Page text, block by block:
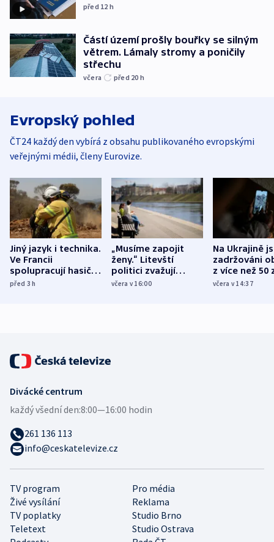
před 12 h
Částí území prošly bouřky se silným
větrem. Lámaly stromy a poničily
střechu
včera před 20 h
Evropský pohled
ČT24 každý den vybírá z obsahu publikovaného evropskými
veřejnými médii, členy Eurovize.
Jiný jazyk i technika.
Ve Francii
spolupracují hasiči z
různých zemí
před 3h
„Musíme zapojit
ženy.“ Litevští
politici zvažují
dohodu o
včera v 16:00
Na Ukrajině
zadržováni
z více než 50
Bojovali na
včera v 14:37
TV program
Pro média
Živé vysílání
Reklama
TV poplatky
Studio Brno
Teletext
Studio Ostrava
Divácké centrum
každý všední den:8:00—16:00 hodin
261 136 113
info@ceskatelevize.cz